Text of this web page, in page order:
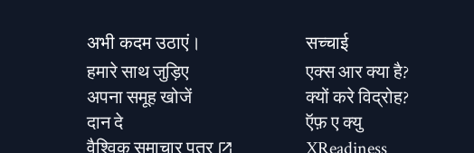
अभी कदम उठाएं।
हमारे साथ जुड़िए
अपना समूह खोजें
दान दे
वैश्विक समाचार पत्र
सच्चाई
एक्स आर क्या है?
क्यों करे विद्रोह?
ऍफ़ ए क्यु
XReadiness